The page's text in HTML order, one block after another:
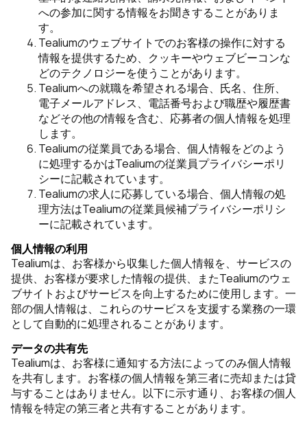
への参加に関する情報をお聞きすることがありま
す。
Tealiumのウェブサイトでのお客様の操作に対する
情報を提供するため、クッキーやウェブビーコンな
どのテクノロジーを使うことがあります。
Tealiumへの就職を希望される場合、氏名、住所、
電子メールアドレス、電話番号および職歴や履歴書
などその他の情報を含む、応募者の個人情報を処理
します。
Tealiumの従業員である場合、個人情報をどのよう
に処理するかはTealiumの従業員プライバシーポリ
シーに記載されています。
Tealiumの求人に応募している場合、個人情報の処
理方法はTealiumの従業員候補プライバシーポリシ
ーに記載されています。
個人情報の利用
Tealiumは、お客様から収集した個人情報を、サービスの
提供、お客様が要求した情報の提供、またTealiumのウェ
ブサイトおよびサービスを向上するために使用します。一
部の個人情報は、これらのサービスを支援する業務の一環
として自動的に処理されることがあります。
データの共有先
Tealiumは、お客様に通知する方法によってのみ個人情報
を共有します。お客様の個人情報を第三者に売却または貸
与することはありません。以下に示す通り、お客様の個人
情報を特定の第三者と共有することがあります。